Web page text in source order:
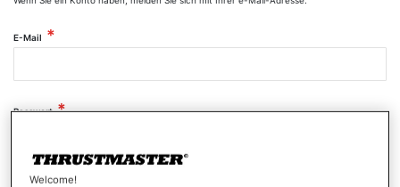
E-Mail
Passwort
Passwort anzeigen
Welcome!